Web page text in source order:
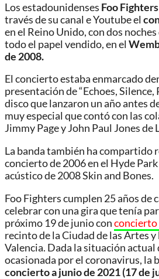
Los estadounidenses Foo Fighters
través de su canal e Youtube el
en el Reino Unido, con dos
todo el papel vendido, en el
de 2008.
El concierto estaba enmarcado
presentación de “Echoes, Silence,
disco que lanzaron un año antes
muy especial que contó con las
Jimmy Page y John Paul Jones de
La banda también ha compartido
concierto de 2006 en el Hyde
acústico de 2008 Skin and Bones.
Foo Fighters cumplen 25 años de
celebrar con una gira que tenía
próximo 19 de junio conconcierto
recinto de la Ciudad de las Artes y
Valencia. Dada la situación actual
ocasionada por el coronavirus, la
concierto a junio de 2021 (17 de